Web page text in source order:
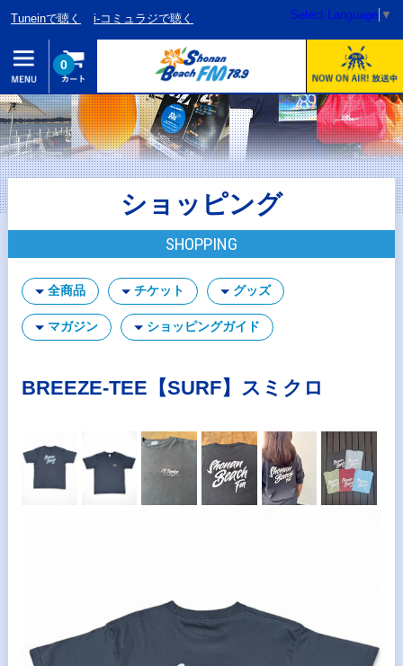
Tuneinで聴く i-コミュラジで聴く Select Language ▼
0
ショッピング
SHOPPING
全商品 チケット グッズ
マガジン ショッピングガイド
BREEZE-TEE【SURF】スミクロ